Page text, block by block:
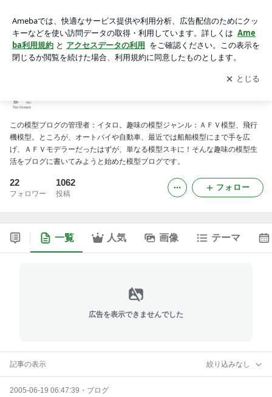
アプリをダウンロードして ブログの更新通知
を受け取りまし
ょう。
開く
この模型ブログの管理者：イタロ。趣味の模型ジャンル：ＡＦＶ模型、飛行
機模型。ところが、オートバイや自動車、最近では船舶模型にまで手を広
げ、ＡＦＶモデラーだったはずが、単なる模型スキに！そんな趣味の模型生
活をブログに書いてみようと始めた模型ブログです。
22
フォロワー
1062
投稿
フォロー
一覧 人気 画像 テーマ
広告を表示できませんでした
記事の表示 絞り込みなし
2005-06-19 06:47:39 ・ ブログ